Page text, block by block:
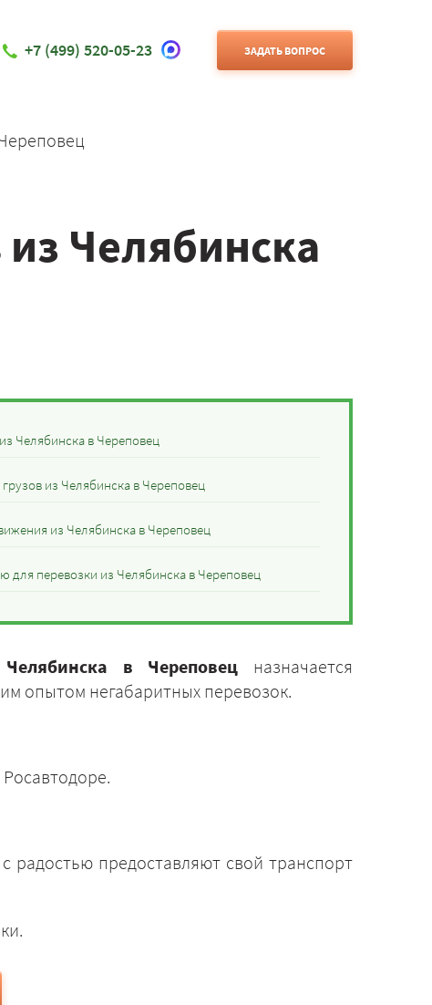
+7 (499) 520-05-23 ЗАДАТЬ ВОПРОС
Челябинска
Челябинска в Череповец
из Челябинска в Череповец
из Челябинска в Череповец
перевозки из Челябинска в Череповец
в Череповец назначается
опытом негабаритных перевозок.
радостью предоставляют свой транспорт